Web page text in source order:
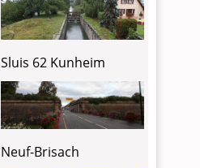
Sluis 62 Kunheim
Neuf-Brisach